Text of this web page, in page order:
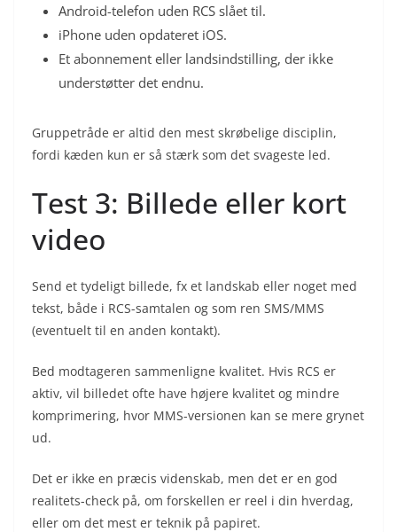
Android-telefon uden RCS slået til.
iPhone uden opdateret iOS.
Et abonnement eller landsindstilling, der ikke
understøtter det endnu.
Gruppetråde er altid den mest skrøbelige disciplin,
fordi kæden kun er så stærk som det svageste led.
Test 3: Billede eller kort
video
Send et tydeligt billede, fx et landskab eller noget med
tekst, både i RCS-samtalen og som ren SMS/MMS
(eventuelt til en anden kontakt).
Bed modtageren sammenligne kvalitet. Hvis RCS er
aktiv, vil billedet ofte have højere kvalitet og mindre
komprimering, hvor MMS-versionen kan se mere grynet
ud.
Det er ikke en præcis videnskab, men det er en god
realitets-check på, om forskellen er reel i din hverdag,
eller om det mest er teknik på papiret.